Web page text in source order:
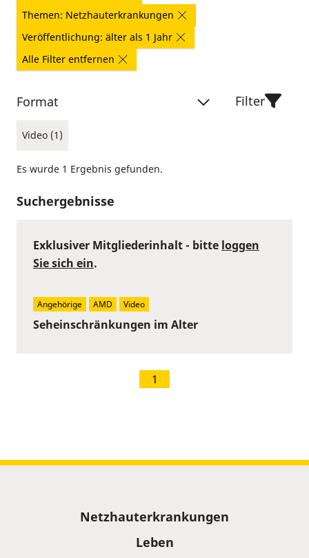
Themen: Netzhauterkrankungen
Veröffentlichung: älter als 1 Jahr
Alle Filter entfernen
Format
Video (1)
Filter
Es wurde 1 Ergebnis gefunden.
Suchergebnisse
Seheinschränkungen im Alter
Exklusiver Mitgliederinhalt - bitte loggen
Sie sich ein.
Angehörige AMD Video
1
Netzhauterkrankungen
Leben